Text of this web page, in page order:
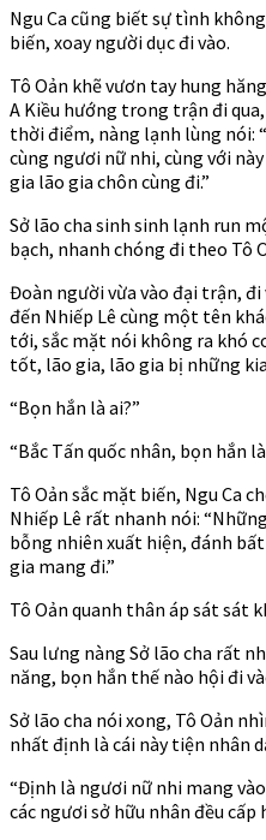
Ngu Ca cũng biết sự tình
biến, xoay người dục đi vào.
Tô Oản khẽ vươn tay hung
A Kiều hướng trong trận đi
thời điểm, nàng lạnh lùng nói:
cùng ngươi nữ nhi, cùng với
gia lão gia chôn cùng đi.”
Sở lão cha sinh sinh lạnh run
bạch, nhanh chóng đi theo Tô
Đoàn người vừa vào đại trận,
đến Nhiếp Lê cùng một tên
tới, sắc mặt nói không ra khó
tốt, lão gia, lão gia bị những
“Bọn hắn là ai?”
“Bắc Tấn quốc nhân, bọn hắn
Tô Oản sắc mặt biến, Ngu Ca
Nhiếp Lê rất nhanh nói:
bỗng nhiên xuất hiện, đánh
gia mang đi.”
Tô Oản quanh thân áp sát sát
Sau lưng nàng Sở lão cha rất
năng, bọn hắn thế nào hội đi
Sở lão cha nói xong, Tô Oản
nhất định là cái này tiện nhân
“Định là ngươi nữ nhi mang
các ngươi sở hữu nhân đều cấp